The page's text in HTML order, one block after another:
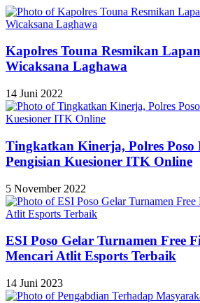
Kapolres Touna Resmikan
Wicaksana Laghawa
14 Juni 2022
Tingkatkan Kinerja, Polres Poso
Pengisian Kuesioner ITK Online
5 November 2022
ESI Poso Gelar Turnamen Free
Mencari Atlit Esports Terbaik
14 Juni 2023